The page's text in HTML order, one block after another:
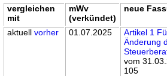
vergleichen
mit
mWv
(verkündet)
neue
aktuellvorher 01.07.2025
Artikel 1
Änderung
vom
105